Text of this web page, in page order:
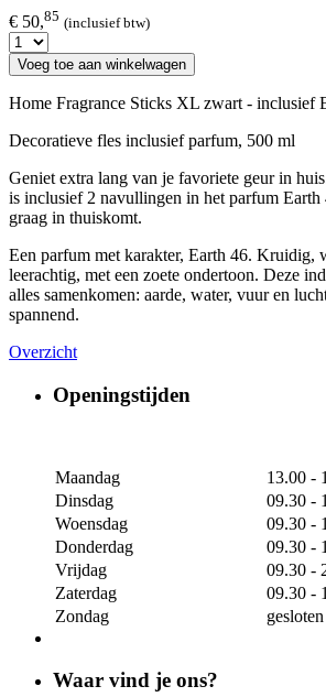
€ 50,85 (inclusief btw)
Voeg toe aan winkelwagen
Home Fragrance Sticks XL zwart - inclusief
Decoratieve fles inclusief parfum, 500 ml
Geniet extra lang van je favoriete geur in
is inclusief 2 navullingen in het parfum Earth
graag in thuiskomt.
Een parfum met karakter, Earth 46. Kruidig,
leerachtig, met een zoete ondertoon. Deze
alles samenkomen: aarde, water, vuur en
spannend.
Overzicht
Openingstijden
Maandag
13.00 -
Dinsdag
09.30 -
Woensdag
09.30 -
Donderdag
09.30 -
Vrijdag
09.30 -
Zaterdag
09.30 -
Zondag
gesloten
Waar vind je ons?